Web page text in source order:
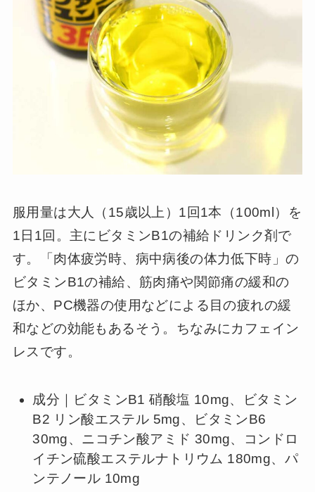
服用量は大人（15歳以上）1回1本（100ml）を
1日1回。主にビタミンB1の補給ドリンク剤で
す。「肉体疲労時、病中病後の体力低下時」の
ビタミンB1の補給、筋肉痛や関節痛の緩和の
ほか、PC機器の使用などによる目の疲れの緩
和などの効能もあるそう。ちなみにカフェイン
レスです。
成分｜ビタミンB1 硝酸塩 10mg、ビタミン
B2 リン酸エステル 5mg、ビタミンB6
30mg、ニコチン酸アミド 30mg、コンドロ
イチン硫酸エステルナトリウム 180mg、パ
ンテノール 10mg